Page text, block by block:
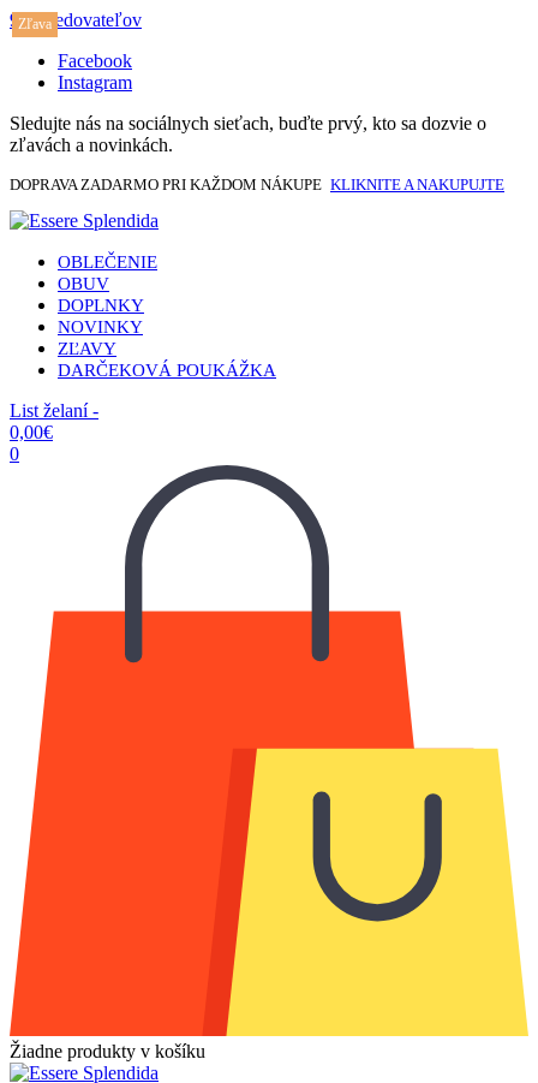
917 sledovateľov
Facebook
Instagram
Sledujte nás na sociálnych sieťach, buďte prvý, kto sa dozvie o
zľavách a novinkách.
DOPRAVA ZADARMO PRI KAŽDOM NÁKUPE KLIKNITE A NAKUPUJTE
OBLEČENIE
OBUV
DOPLNKY
NOVINKY
ZĽAVY
DARČEKOVÁ POUKÁŽKA
List želaní -
0,00€
0
Žiadne produkty v košíku
Zľava